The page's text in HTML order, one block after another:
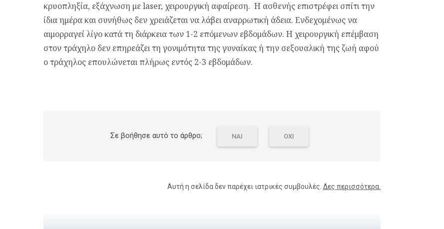
κρυοπληξία, εξάχνωση με laser, χειρουργική αφαίρεση. Η ασθενής επιστρέφει σπίτι την
ίδια ημέρα και συνήθως δεν χρειάζεται να λάβει αναρρωτική άδεια. Ενδεχομένως να
αιμορραγεί λίγο κατά τη διάρκεια των 1-2 επόμενων εβδομάδων. Η χειρουργική επέμβαση
στον τράχηλο δεν επηρεάζει τη γονιμότητα της γυναίκας ή την σεξουαλική της ζωή αφού
ο τράχηλος επουλώνεται πλήρως εντός 2-3 εβδομάδων.
Σε βοήθησε αυτό το άρθρο; ΝΑΙ ΟΧΙ
Αυτή η σελίδα δεν παρέχει ιατρικές συμβουλές. Δες περισσότερα.